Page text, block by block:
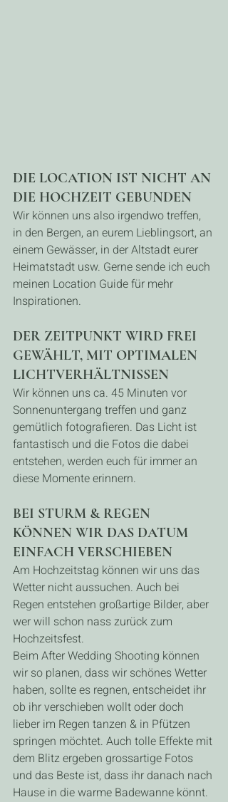
DIE LOCATION IST NICHT AN
DIE HOCHZEIT GEBUNDEN
Wir können uns also irgendwo treffen,
in den Bergen, an eurem Lieblingsort, an
einem Gewässer, in der Altstadt eurer
Heimatstadt usw. Gerne sende ich euch
meinen Location Guide für mehr
Inspirationen.
DER ZEITPUNKT WIRD FREI
GEWÄHLT, MIT OPTIMALEN
LICHTVERHÄLTNISSEN
Wir können uns ca. 45 Minuten vor
Sonnenuntergang treffen und ganz
gemütlich fotografieren. Das Licht ist
fantastisch und die Fotos die dabei
entstehen, werden euch für immer an
diese Momente erinnern.
BEI STURM & REGEN
KÖNNEN WIR DAS DATUM
EINFACH VERSCHIEBEN
Am Hochzeitstag können wir uns das
Wetter nicht aussuchen. Auch bei
Regen entstehen großartige Bilder, aber
wer will schon nass zurück zum
Hochzeitsfest.
Beim After Wedding Shooting können
wir so planen, dass wir schönes Wetter
haben, sollte es regnen, entscheidet ihr
ob ihr verschieben wollt oder doch
lieber im Regen tanzen & in Pfützen
springen möchtet. Auch tolle Effekte mit
dem Blitz ergeben grossartige Fotos
und das Beste ist, dass ihr danach nach
Hause in die warme Badewanne könnt.